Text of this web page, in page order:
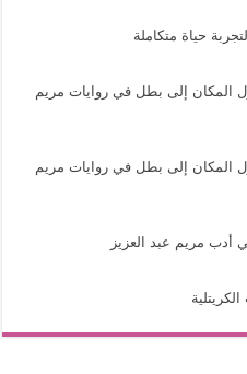
حياة متكاملة
المكان إلى بطل في روايات مريم
المكان إلى بطل في روايات مريم
مريم عبد العزيز